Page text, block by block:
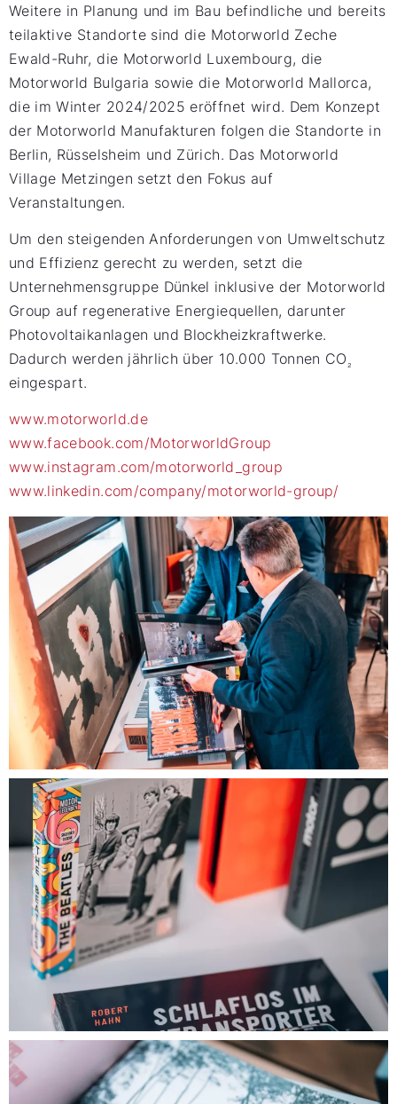
Weitere in Planung und im Bau befindliche und bereits
teilaktive Standorte sind die Motorworld Zeche
Ewald-Ruhr, die Motorworld Luxembourg, die
Motorworld Bulgaria sowie die Motorworld Mallorca,
die im Winter 2024/2025 eröffnet wird. Dem Konzept
der Motorworld Manufakturen folgen die Standorte in
Berlin, Rüsselsheim und Zürich. Das Motorworld
Village Metzingen setzt den Fokus auf
Veranstaltungen.
Um den steigenden Anforderungen von Umweltschutz
und Effizienz gerecht zu werden, setzt die
Unternehmensgruppe Dünkel inklusive der Motorworld
Group auf regenerative Energiequellen, darunter
Photovoltaikanlagen und Blockheizkraftwerke.
Dadurch werden jährlich über 10.000 Tonnen CO₂
eingespart.
www.motorworld.de
www.facebook.com/MotorworldGroup
www.instagram.com/motorworld_group
www.linkedin.com/company/motorworld-group/